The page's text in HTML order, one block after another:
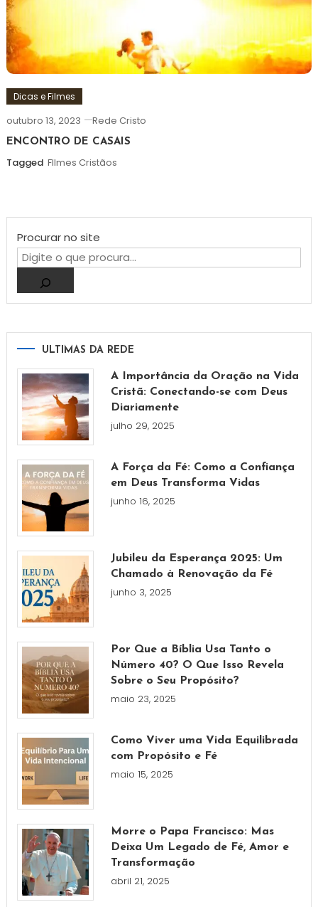
Dicas e Filmes
outubro 13, 2023 Rede Cristo
ENCONTRO DE CASAIS
Tagged FIlmes Cristãos
Procurar no site
ULTIMAS DA REDE
A Importância da Oração na Vida
Cristã: Conectando-se com Deus
Diariamente
julho 29, 2025
A Força da Fé: Como a Confiança
em Deus Transforma Vidas
junho 16, 2025
Jubileu da Esperança 2025: Um
Chamado à Renovação da Fé
junho 3, 2025
Por Que a Bíblia Usa Tanto o
Número 40? O Que Isso Revela
Sobre o Seu Propósito?
maio 23, 2025
Como Viver uma Vida Equilibrada
com Propósito e Fé
maio 15, 2025
Morre o Papa Francisco: Mas
Deixa Um Legado de Fé, Amor e
Transformação
abril 21, 2025